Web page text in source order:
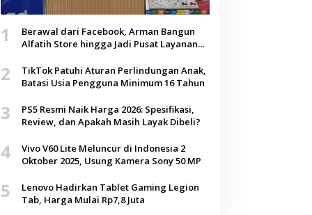
1
Berawal dari Facebook, Arman Bangun
Alfatih Store hingga Jadi Pusat Layanan
2
TikTok Patuhi Aturan Perlindungan Anak,
Batasi Usia Pengguna Minimum 16 Tahun
3
PS5 Resmi Naik Harga 2026: Spesifikasi,
Review, dan Apakah Masih Layak Dibeli?
4
Vivo V60 Lite Meluncur di Indonesia 2
Oktober 2025, Usung Kamera Sony 50 MP
5
Lenovo Hadirkan Tablet Gaming Legion
Tab, Harga Mulai Rp7,8 Juta